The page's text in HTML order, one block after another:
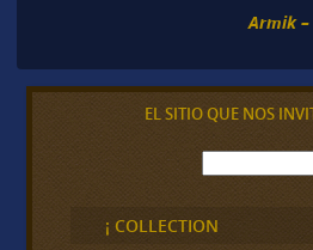
Armik
EL SITIO QUE NOS
B
u
c
a
¡ COLLECTION